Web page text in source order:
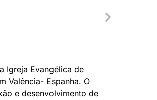
Igreja Evangélica de
Valência- Espanha. O
e desenvolvimento de